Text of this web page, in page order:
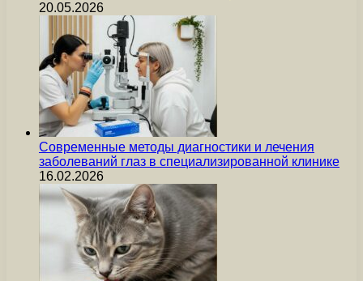
20.05.2026
Современные методы диагностики и лечения
заболеваний глаз в специализированной клинике
16.02.2026